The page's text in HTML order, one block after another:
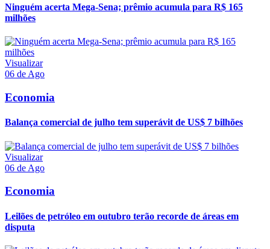
Ninguém acerta Mega-Sena; prêmio acumula para R$ 165
milhões
Visualizar
06 de Ago
Economia
Balança comercial de julho tem superávit de US$ 7 bilhões
Visualizar
06 de Ago
Economia
Leilões de petróleo em outubro terão recorde de áreas em
disputa